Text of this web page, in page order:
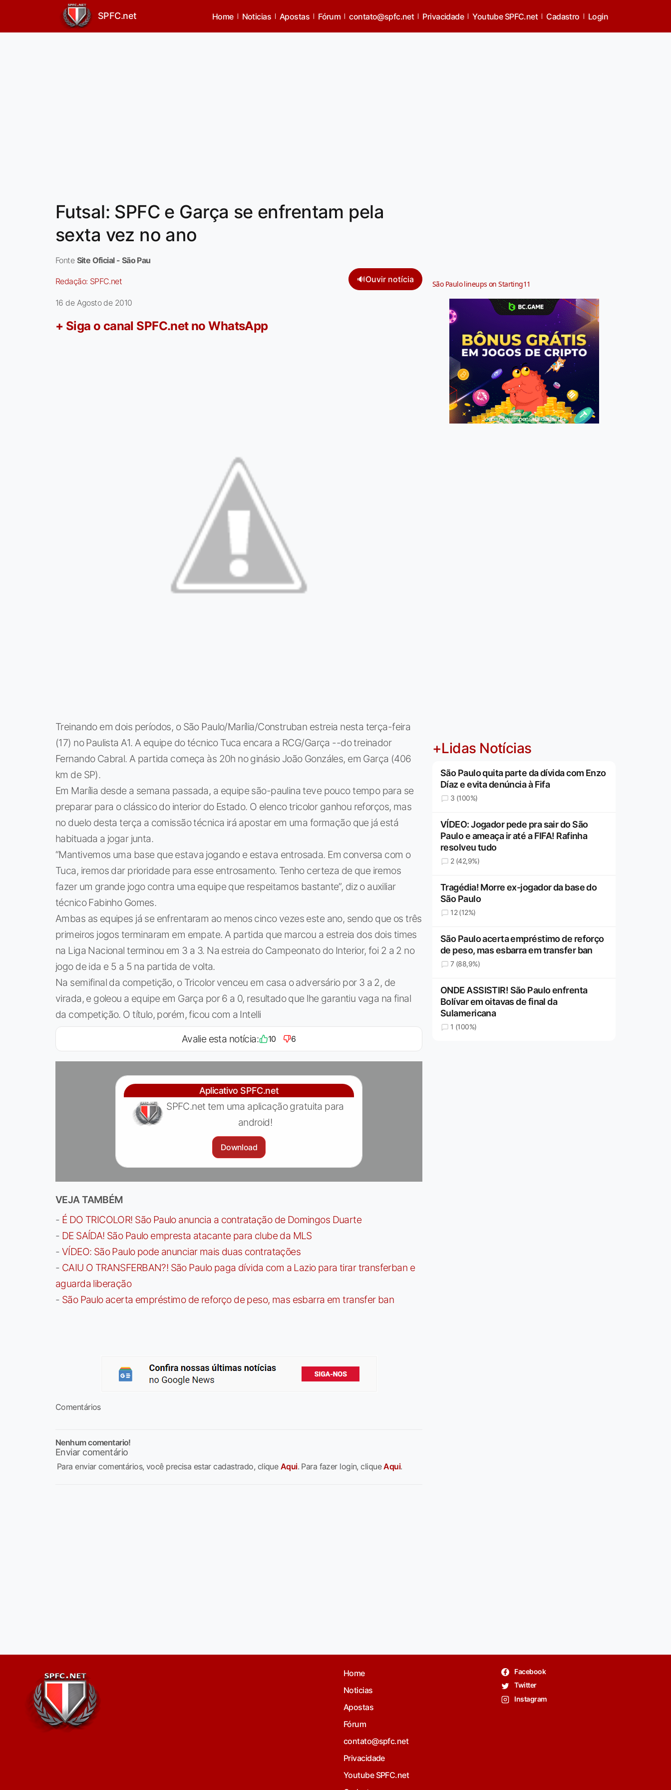
SPFC.net Home Noticias Apostas Fórum contato@spfc.net Privacidade Youtube SPFC.net Cadastro Login
Futsal: SPFC e Garça se enfrentam pela
sexta vez no ano
Fonte Site Oficial - São Pau
Redação: SPFC.net 🔊Ouvir notícia
16 de Agosto de 2010
+ Siga o canal SPFC.net no WhatsApp
Treinando em dois períodos, o São Paulo/Marília/Construban estreia nesta terça-feira
(17) no Paulista A1. A equipe do técnico Tuca encara a RCG/Garça --do treinador
Fernando Cabral. A partida começa às 20h no ginásio João Gonzáles, em Garça (406
km de SP).
Em Marília desde a semana passada, a equipe são-paulina teve pouco tempo para se
preparar para o clássico do interior do Estado. O elenco tricolor ganhou reforços, mas
no duelo desta terça a comissão técnica irá apostar em uma formação que já está
habituada a jogar junta.
“Mantivemos uma base que estava jogando e estava entrosada. Em conversa com o
Tuca, iremos dar prioridade para esse entrosamento. Tenho certeza de que iremos
fazer um grande jogo contra uma equipe que respeitamos bastante”, diz o auxiliar
técnico Fabinho Gomes.
Ambas as equipes já se enfrentaram ao menos cinco vezes este ano, sendo que os três
primeiros jogos terminaram em empate. A partida que marcou a estreia dos dois times
na Liga Nacional terminou em 3 a 3. Na estreia do Campeonato do Interior, foi 2 a 2 no
jogo de ida e 5 a 5 na partida de volta.
Na semifinal da competição, o Tricolor venceu em casa o adversário por 3 a 2, de
virada, e goleou a equipe em Garça por 6 a 0, resultado que lhe garantiu vaga na final
da competição. O título, porém, ficou com a Intelli
Avalie esta notícia: 10 6
Aplicativo SPFC.net
SPFC.net tem uma aplicação gratuita para
android!
Download
VEJA TAMBÉM
- É DO TRICOLOR! São Paulo anuncia a contratação de Domingos Duarte
- DE SAÍDA! São Paulo empresta atacante para clube da MLS
- VÍDEO: São Paulo pode anunciar mais duas contratações
- CAIU O TRANSFERBAN?! São Paulo paga dívida com a Lazio para tirar transferban e
aguarda liberação
- São Paulo acerta empréstimo de reforço de peso, mas esbarra em transfer ban
Comentários
Nenhum comentario!
Enviar comentário
Para enviar comentários, você precisa estar cadastrado, clique Aqui. Para fazer login, cliqueAqui.
São Paulo lineups on Starting11
Jogue com responsabilidade. 18+
+Lidas Notícias
São Paulo quita parte da dívida com Enzo
Díaz e evita denúncia à Fifa
3 (100%)
VÍDEO: Jogador pede pra sair do São
Paulo e ameaça ir até a FIFA! Rafinha
resolveu tudo
2 (42,9%)
Tragédia! Morre ex-jogador da base do
São Paulo
12 (12%)
São Paulo acerta empréstimo de reforço
de peso, mas esbarra em transfer ban
7 (88,9%)
ONDE ASSISTIR! São Paulo enfrenta
Bolívar em oitavas de final da
Sulamericana
1 (100%)
Home
Noticias
Apostas
Fórum
contato@spfc.net
Privacidade
Youtube SPFC.net
Facebook
Twitter
Instagram